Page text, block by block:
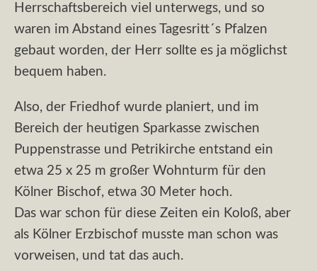
Herrschaftsbereich viel unterwegs, und so
waren im Abstand eines Tagesritt´s Pfalzen
gebaut worden, der Herr sollte es ja möglichst
bequem haben.
Also, der Friedhof wurde planiert, und im
Bereich der heutigen Sparkasse zwischen
Puppenstrasse und Petrikirche entstand ein
etwa 25 x 25 m großer Wohnturm für den
Kölner Bischof, etwa 30 Meter hoch.
Das war schon für diese Zeiten ein Koloß, aber
als Kölner Erzbischof musste man schon was
vorweisen, und tat das auch.